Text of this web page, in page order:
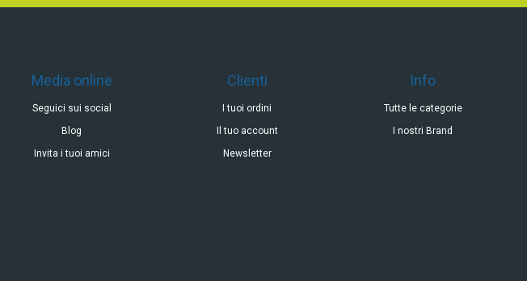
Media online
Seguici sui social
Blog
Invita i tuoi amici
Clienti
I tuoi ordini
Il tuo account
Newsletter
Info
Tutte le categorie
I nostri Brand